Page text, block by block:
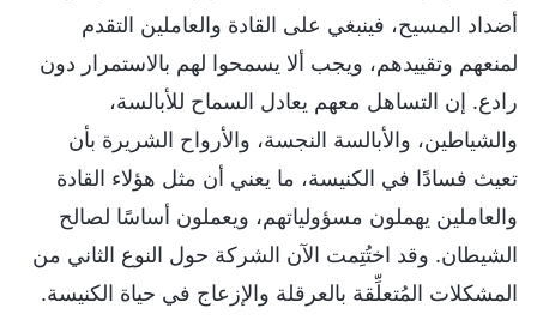
أضداد المسيح، فينبغي على القادة والعاملين التقدم
لمنعهم وتقييدهم، ويجب ألا يسمحوا لهم بالاستمرار دون
رادع. إن التساهل معهم يعادل السماح للأبالسة،
والشياطين، والأبالسة النجسة، والأرواح الشريرة بأن
تعيث فسادًا في الكنيسة، ما يعني أن مثل هؤلاء القادة
والعاملين يهملون مسؤولياتهم، ويعملون أساسًا لصالح
الشيطان. وقد اختُتِمت الآن الشركة حول النوع الثاني من
المشكلات المُتعلِّقة بالعرقلة والإزعاج في حياة الكنيسة.